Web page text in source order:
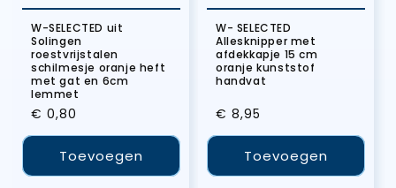
W-SELECTED uit
Solingen
roestvrijstalen
schilmesje oranje heft
met gat en 6cm
lemmet
Normale
prijs
€ 0,80
Toevoegen
W- SELECTED
Allesknipper met
afdekkapje 15 cm
oranje kunststof
handvat
Normale
prijs
€ 8,95
Toevoegen